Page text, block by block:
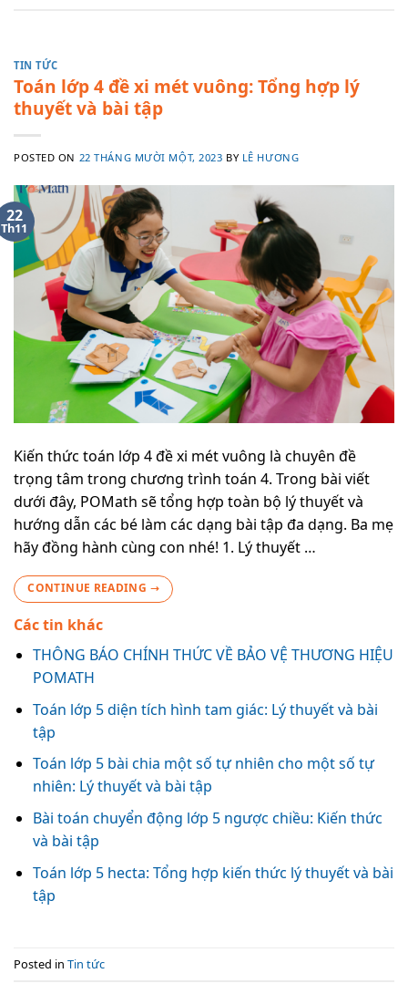
TIN TỨC
Toán lớp 4 đề xi mét vuông: Tổng hợp lý
thuyết và bài tập
POSTED ON 22 THÁNG MƯỜI MỘT, 2023 BY LÊ HƯƠNG
22
Th11
Kiến thức toán lớp 4 đề xi mét vuông là chuyên đề
trọng tâm trong chương trình toán 4. Trong bài viết
dưới đây, POMath sẽ tổng hợp toàn bộ lý thuyết và
hướng dẫn các bé làm các dạng bài tập đa dạng. Ba mẹ
hãy đồng hành cùng con nhé! 1. Lý thuyết …
CONTINUE READING →
Các tin khác
THÔNG BÁO CHÍNH THỨC VỀ BẢO VỆ THƯƠNG HIỆU
POMATH
Toán lớp 5 diện tích hình tam giác: Lý thuyết và bài
tập
Toán lớp 5 bài chia một số tự nhiên cho một số tự
nhiên: Lý thuyết và bài tập
Bài toán chuyển động lớp 5 ngược chiều: Kiến thức
và bài tập
Toán lớp 5 hecta: Tổng hợp kiến thức lý thuyết và bài
tập
Posted in Tin tức